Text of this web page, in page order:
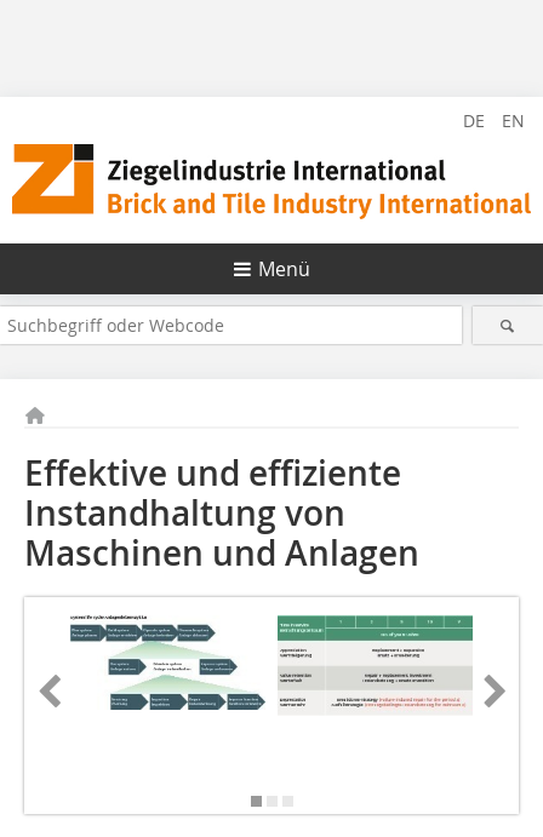
DE EN
Menü
Effektive und effiziente
Instandhaltung von
Maschinen und Anlagen